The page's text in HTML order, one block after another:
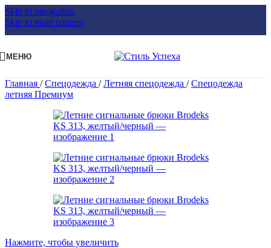
Skip to navigation
Skip to main content
МЕНЮ
Главная / Спецодежда / Летняя спецодежда / Спецодежда
летняя Премиум
Нажмите, чтобы увеличить